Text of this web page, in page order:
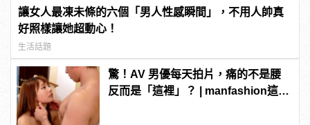
讓女人最凍未條的六個「男人性感瞬間」，不用人帥真
好照樣讓她超動心！
生活話題
驚！AV 男優每天拍片，痛的不是腰
反而是「這裡」？ | manfashion這樣